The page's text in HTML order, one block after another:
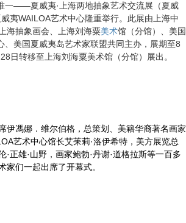
一——夏威夷·上海两地抽象艺术交流展（夏威
夷WAILOA艺术中心隆重举行。此展由上海中
海抽象画会、上海刘海粟美术馆（分馆）、美国
、美国夏威夷岛艺术家联盟共同主办，展期至8
日转移至上海刘海粟美术馆（分馆）展出。
伊馮娜．维尔伯格，总策划、美籍华裔著名画家
艺术中心馆长艾苿莉·洛伊希特，美方展览总
·正雄·山野，画家鲍勃·丹谢·道格拉斯等一百多
家们一起出席了开幕式。